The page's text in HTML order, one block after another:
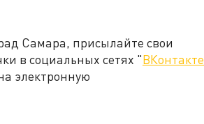
Самара, присылайте свои
в социальных сетях "ВКонтакте
электронную